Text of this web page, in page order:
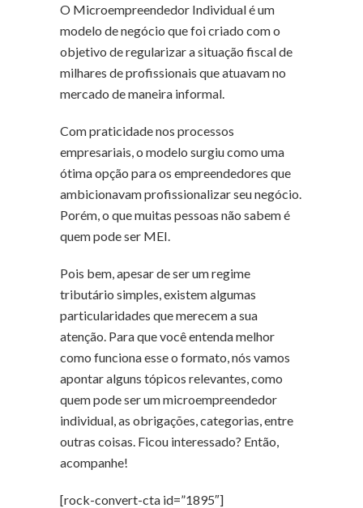
O Microempreendedor Individual é um
modelo de negócio que foi criado com o
objetivo de regularizar a situação fiscal de
milhares de profissionais que atuavam no
mercado de maneira informal.
Com praticidade nos processos
empresariais, o modelo surgiu como uma
ótima opção para os empreendedores que
ambicionavam profissionalizar seu negócio.
Porém, o que muitas pessoas não sabem é
quem pode ser MEI.
Pois bem, apesar de ser um regime
tributário simples, existem algumas
particularidades que merecem a sua
atenção. Para que você entenda melhor
como funciona esse o formato, nós vamos
apontar alguns tópicos relevantes, como
quem pode ser um microempreendedor
individual, as obrigações, categorias, entre
outras coisas. Ficou interessado? Então,
acompanhe!
[rock-convert-cta id=”1895″]